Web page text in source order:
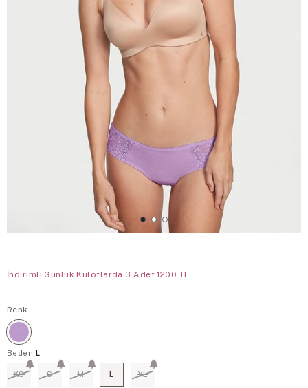
İndirimli Günlük Külotlarda 3 Adet 1200 TL
Renk
Beden L
XS S M L XL